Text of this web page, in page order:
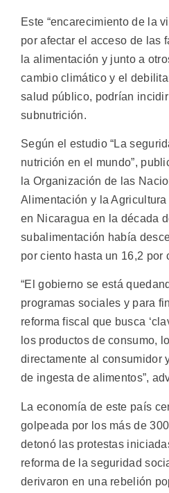
Este “encarecimiento de la
por afectar el acceso de las
la alimentación y junto a
cambio climático y el
salud público, podrían
subnutrición.
Según el estudio “La
nutrición en el mundo”,
la Organización de las
Alimentación y la
en Nicaragua en la década
subalimentación había
por ciento hasta un 16,2 por
“El gobierno se está
programas sociales y para
reforma fiscal que busca
los productos de consumo,
directamente al consumidor
de ingesta de alimentos”,
La economía de este país
golpeada por los más de
detonó las protestas
reforma de la seguridad
derivaron en una rebelión